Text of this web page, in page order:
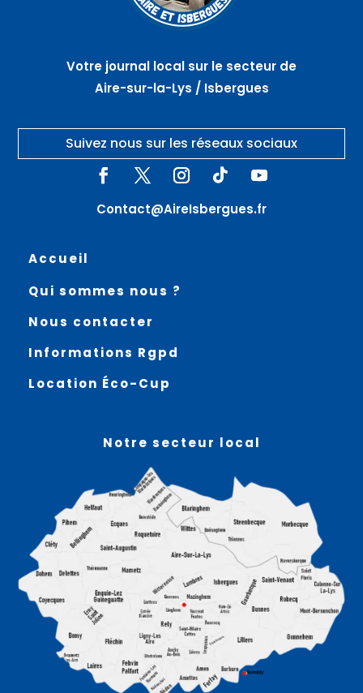
Votre journal local sur le secteur de
Aire-sur-la-Lys / Isbergues
Suivez nous sur les réseaux sociaux
Contact@AireIsbergues.fr
Accueil
Qui sommes nous ?
Nous contacter
Informations Rgpd
Location Éco-Cup
Notre secteur local